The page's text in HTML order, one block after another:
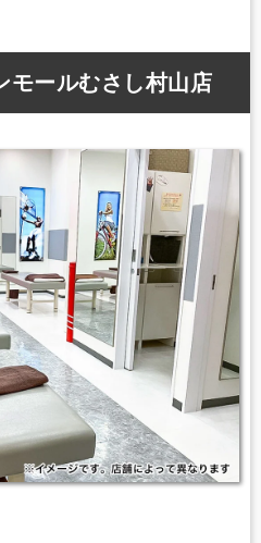
ールむさし村山店